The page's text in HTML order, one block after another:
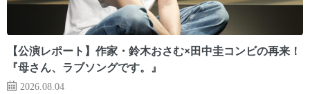
【公演レポート】作家・鈴木おさむ×田中圭コンビの再来！
『母さん、ラブソングです。』
2026.08.04